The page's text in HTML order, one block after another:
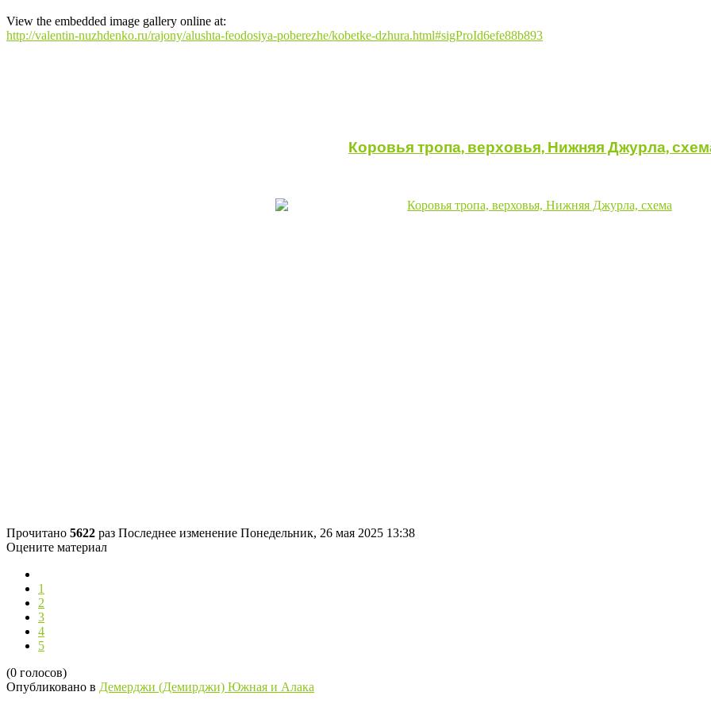
View the embedded image gallery online at:
http://valentin-nuzhdenko.ru/rajony/alushta-feodosiya-poberezhe/kobetke-dzhura.html#sigProId6efe88b893
Коровья тропа, верховья, Нижняя Джурла,
Прочитано 5622 раз Последнее изменение Понедельник, 26 мая 2025 13:38
Оцените материал
1
2
3
4
5
(0 голосов)
Опубликовано в Демерджи (Демирджи) Южная и Алака